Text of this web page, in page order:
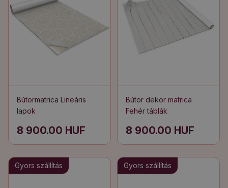
Bútormatrica Lineáris
lapok
8 900.00 HUF
Bútor dekor matrica
Fehér táblák
8 900.00 HUF
Gyors szállítás Gyors szállítás